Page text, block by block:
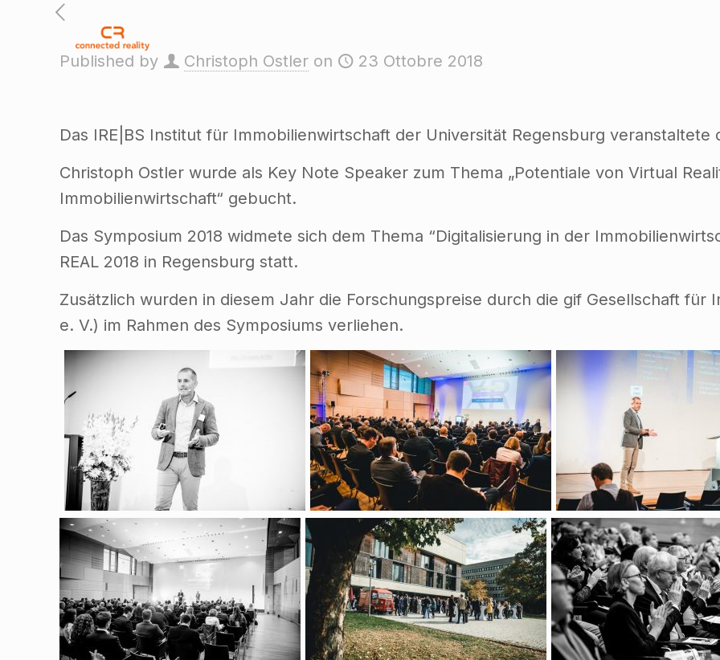
Published by Christoph Ostler on 23 Ottobre 2018
Das IRE|BS Institut für Immobilienwirtschaft der Universität Regensburg veranstaltete
Christoph Ostler wurde als Key Note Speaker zum Thema „Potentiale von Virtual
Immobilienwirtschaft“ gebucht.
Das Symposium 2018 widmete sich dem Thema “Digitalisierung in der
REAL 2018 in Regensburg statt.
Zusätzlich wurden in diesem Jahr die Forschungspreise durch die gif Gesellschaft für
e. V.) im Rahmen des Symposiums verliehen.